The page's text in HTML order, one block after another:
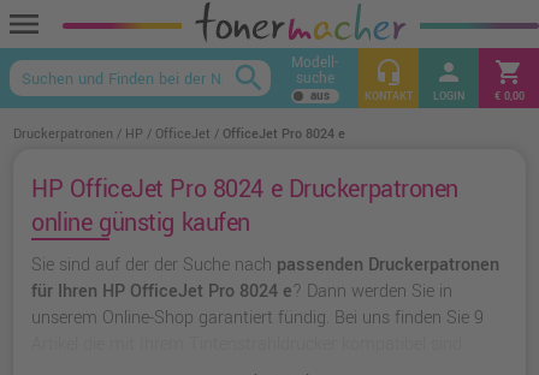
menu
keyboard_arrow_up
search Modell-
suche headset_mic
KONTAKT
person
LOGIN
shopping_cart
€ 0,00
Druckerpatronen HP OfficeJet OfficeJet Pro 8024 e
HP OfficeJet Pro 8024 e Druckerpatronen
online günstig kaufen
Sie sind auf der der Suche nach passenden Druckerpatronen
für Ihren HP OfficeJet Pro 8024 e? Dann werden Sie in
unserem Online-Shop garantiert fündig. Bei uns finden Sie 9